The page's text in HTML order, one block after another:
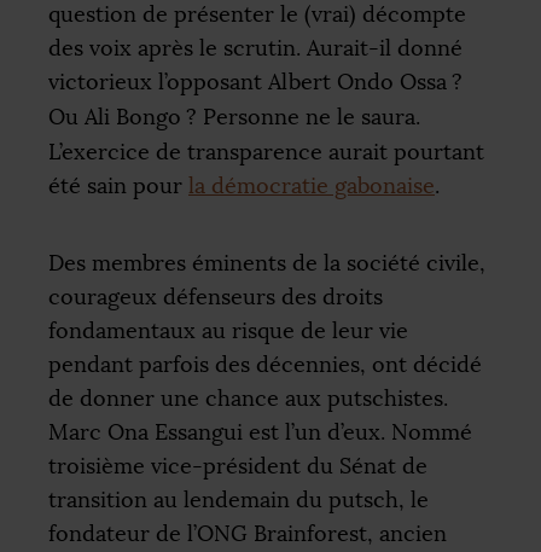
question de présenter le (vrai) décompte
des voix après le scrutin. Aurait-il donné
victorieux l’opposant Albert Ondo Ossa ?
Ou Ali Bongo ? Personne ne le saura.
L’exercice de transparence aurait pourtant
été sain pour la démocratie gabonaise.
Des membres éminents de la société civile,
courageux défenseurs des droits
fondamentaux au risque de leur vie
pendant parfois des décennies, ont décidé
de donner une chance aux putschistes.
Marc Ona Essangui est l’un d’eux. Nommé
troisième vice-président du Sénat de
transition au lendemain du putsch, le
fondateur de l’ONG Brainforest, ancien